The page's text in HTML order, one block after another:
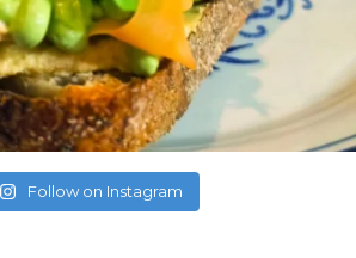
Follow on Instagram